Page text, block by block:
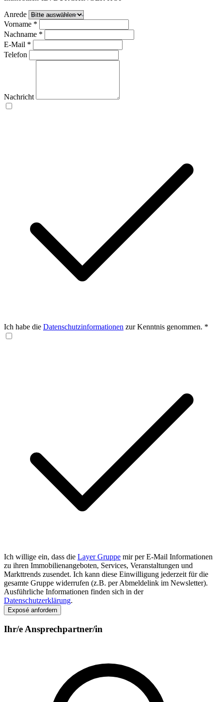
Anrede
Vorname *
Nachname *
E-Mail *
Telefon
Nachricht
Ich habe die Datenschutzinformationen zur Kenntnis genommen. *
Ich willige ein, dass die Layer Gruppe mir per E-Mail Informationen
zu ihren Immobilienangeboten, Services, Veranstaltungen und
Markttrends zusendet. Ich kann diese Einwilligung jederzeit für die
gesamte Gruppe widerrufen (z.B. per Abmeldelink im Newsletter).
Ausführliche Informationen finden sich in der
Datenschutzerklärung.
Exposé anfordern
Ihr/e Ansprechpartner/in